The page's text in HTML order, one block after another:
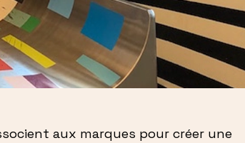
aux marques pour créer une